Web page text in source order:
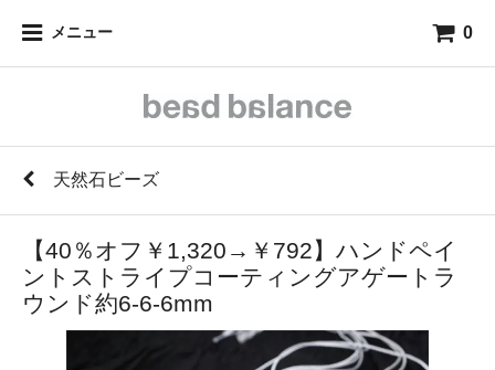
メニュー 0
天然石ビーズ
【40％オフ￥1,320→￥792】ハンドペイ
ントストライプコーティングアゲートラ
ウンド約6-6-6mm